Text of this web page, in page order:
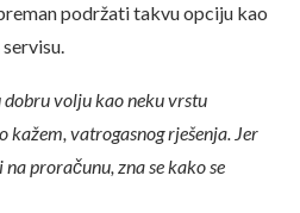
podržati takvu opciju kao
volju kao neku vrstu
kažem, vatrogasnog rješenja. Jer
proračunu, zna se kako se